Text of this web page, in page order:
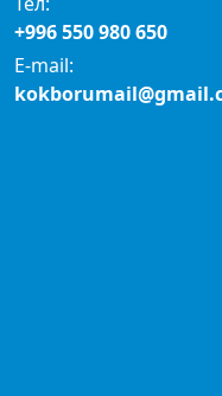
+996 550 980 650
E-mail: